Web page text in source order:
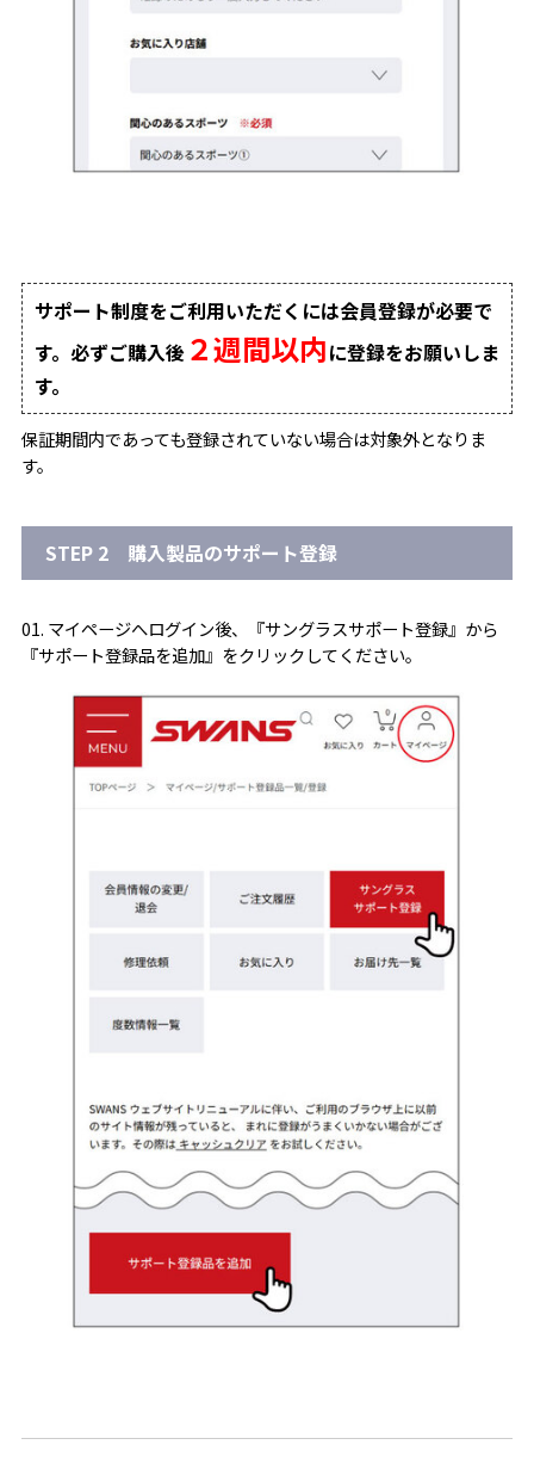
サポート制度をご利用いただくには会員登録が必要で
す。必ずご購入後２週間以内に登録をお願いしま
す。
保証期間内であっても登録されていない場合は対象外となりま
す。
STEP 2 購入製品のサポート登録
01. マイページへログイン後、『サングラスサポート登録』から
『サポート登録品を追加』をクリックしてください。